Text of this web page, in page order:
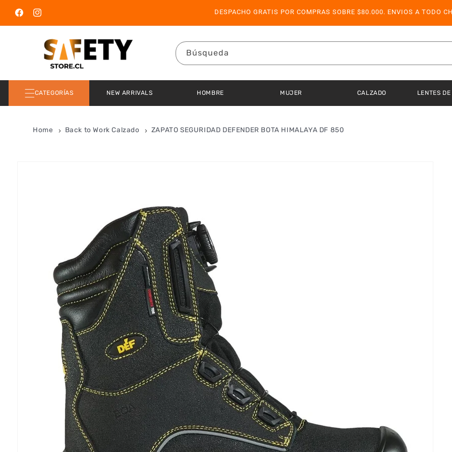
Ir directamente
al contenido
FacebookInstagram
DESPACHO GRATIS POR COMPRAS SOBRE $80.000. ENVIOS A TODO
Búsqueda
CATEGORÍAS NEW ARRIVALS HOMBRE MUJER CALZADO LENTES
Home Back to Work Calzado ZAPATO SEGURIDAD DEFENDER BOTA HIMALAYA DF 850